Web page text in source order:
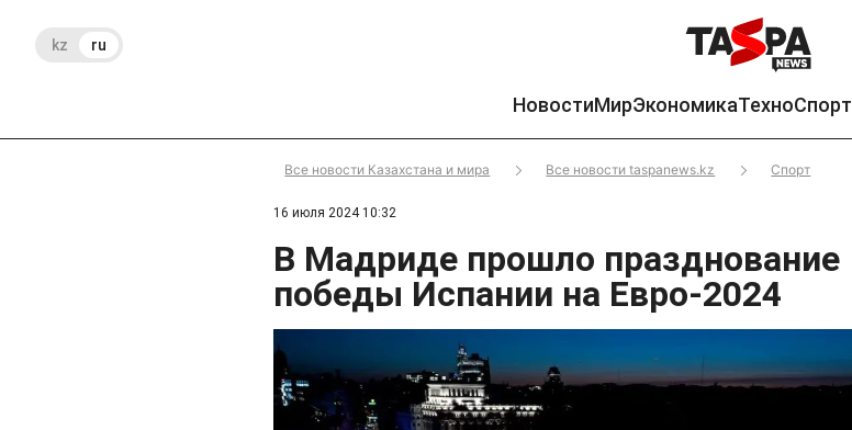
kz ru
НовостиМирЭкономикаТехноСпорт
Все новости Казахстана и мира Все новости taspanews.kz Спорт
16 июля 2024 10:32
В Мадриде прошло празднование
победы Испании на Евро-2024